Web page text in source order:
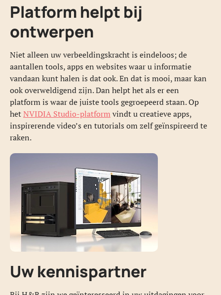
Platform helpt bij
ontwerpen
Niet alleen uw verbeeldingskracht is eindeloos; de
aantallen tools, apps en websites waar u informatie
vandaan kunt halen is dat ook. En dat is mooi, maar kan
ook overweldigend zijn. Dan helpt het als er een
platform is waar de juiste tools gegroepeerd staan. Op
hetNVIDIA Studio-platformvindt u creatieve apps,
inspirerende video’s en tutorials om zelf geïnspireerd te
raken.
Uw kennispartner